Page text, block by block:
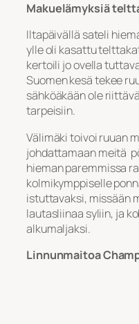
Makuelämyksiä
Iltapäivällä sateli
ylle oli kasattu
kertoili jo ovella
Suomen kesä tekee
sähköäkään ole
tarpeisiin.
Välimäki toivoi ruuan
johdattamaan meitä
hieman paremmissa
kolmikymppiselle
istuttavaksi, missään
lautasliinaa syliin, ja
alkumaljaksi.
Linnunmaitoa